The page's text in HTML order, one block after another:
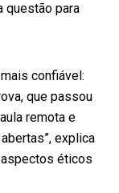
questão para
confiável:
que passou
remota e
explica
éticos